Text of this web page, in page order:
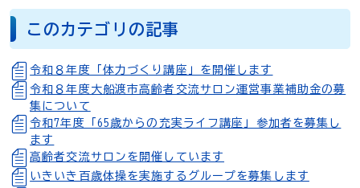
このカテゴリの記事
令和８年度「体力づくり講座」を開催します
令和８年度大船渡市高齢者交流サロン運営事業補助金の募
集について
令和7年度「65歳からの充実ライフ講座」参加者を募集し
ます
高齢者交流サロンを開催しています
いきいき百歳体操を実施するグループを募集します